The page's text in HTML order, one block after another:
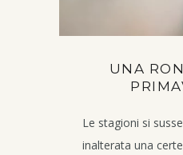
UNA
Le stagioni si
inalterata una